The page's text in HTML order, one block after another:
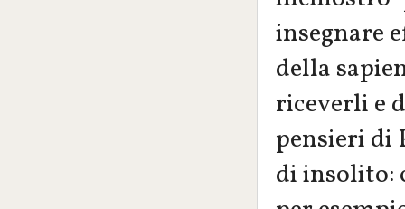
insegnare
della
riceverli e
pensieri di
di insolito: